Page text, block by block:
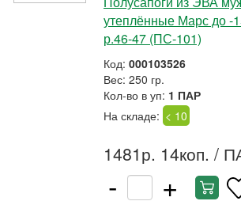
утеплённые Марс до -
р.46-47 (ПС-101)
Код: 000103526
Вес: 250 гр.
Кол-во в уп: 1 ПАР
На складе: < 10
1481р. 14коп. /
- +